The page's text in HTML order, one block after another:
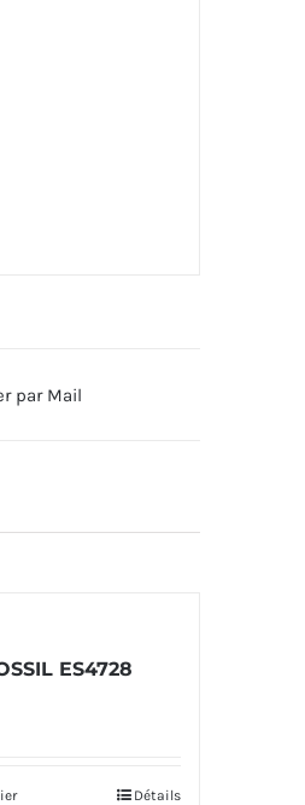
par Mail
ES4728
Détails